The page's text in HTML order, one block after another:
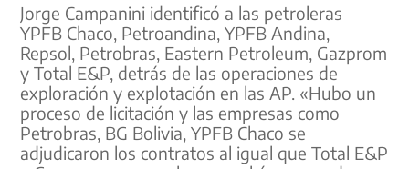
Jorge Campanini identificó a las petroleras
YPFB Chaco, Petroandina, YPFB Andina,
Repsol, Petrobras, Eastern Petroleum, Gazprom
y Total E&P, detrás de las operaciones de
exploración y explotación en las AP. «Hubo un
proceso de licitación y las empresas como
Petrobras, BG Bolivia, YPFB Chaco se
adjudicaron los contratos al igual que Total E&P